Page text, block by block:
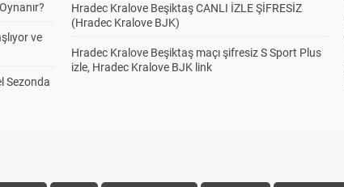
ve
Sezonda
Hradec Kralove Beşiktaş CANLI İZLE ŞİFRESİZ
(Hradec Kralove BJK)
Hradec Kralove Beşiktaş maçı şifresiz S Sport Plus
izle, Hradec Kralove BJK link